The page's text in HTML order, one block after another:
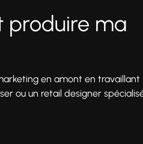
produire ma
en amont en travaillant
ou un retail designer